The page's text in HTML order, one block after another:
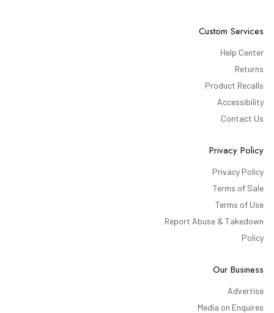
Custom Services
Help Center
Returns
Product Recalls
Accessibility
Contact Us
Privacy Policy
Privacy Policy
Terms of Sale
Terms of Use
Report Abuse & Takedown
Policy
Our Business
Advertise
Media on Enquires